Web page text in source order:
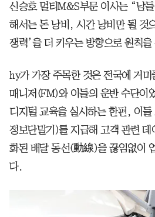
신승호 멀티M&S부문 이사는 “남
해서는 돈 낭비, 시간 낭비만 될 것
쟁력’을 더 키우는 방향으로 원칙
hy가 가장 주목한 것은 전국에 거미
매니저(FM)와 이들의 운반 수단이
디지털 교육을 실시하는 한편, 이
정보단말기)를 지급해 고객 관련 데
화된 배달 동선(動線)을 끊임없이
다.